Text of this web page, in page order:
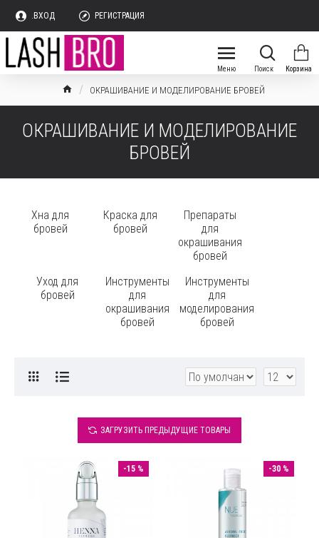
.ВХОД РЕГИСТРАЦИЯ
ОКРАШИВАНИЕ И МОДЕЛИРОВАНИЕ БРОВЕЙ
ОКРАШИВАНИЕ И МОДЕЛИРОВАНИЕ
БРОВЕЙ
Хна для
бровей
Краска для
бровей
Препараты
для
окрашивания
бровей
Уход для
бровей
Инструменты
для
окрашивания
бровей
Инструменты
для
моделирования
бровей
ЗАГРУЗИТЬ ПРЕДЫДУЩИЕ ТОВАРЫ
-15 % -30 %